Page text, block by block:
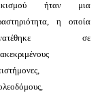
ήταν μια
η οποία
σε